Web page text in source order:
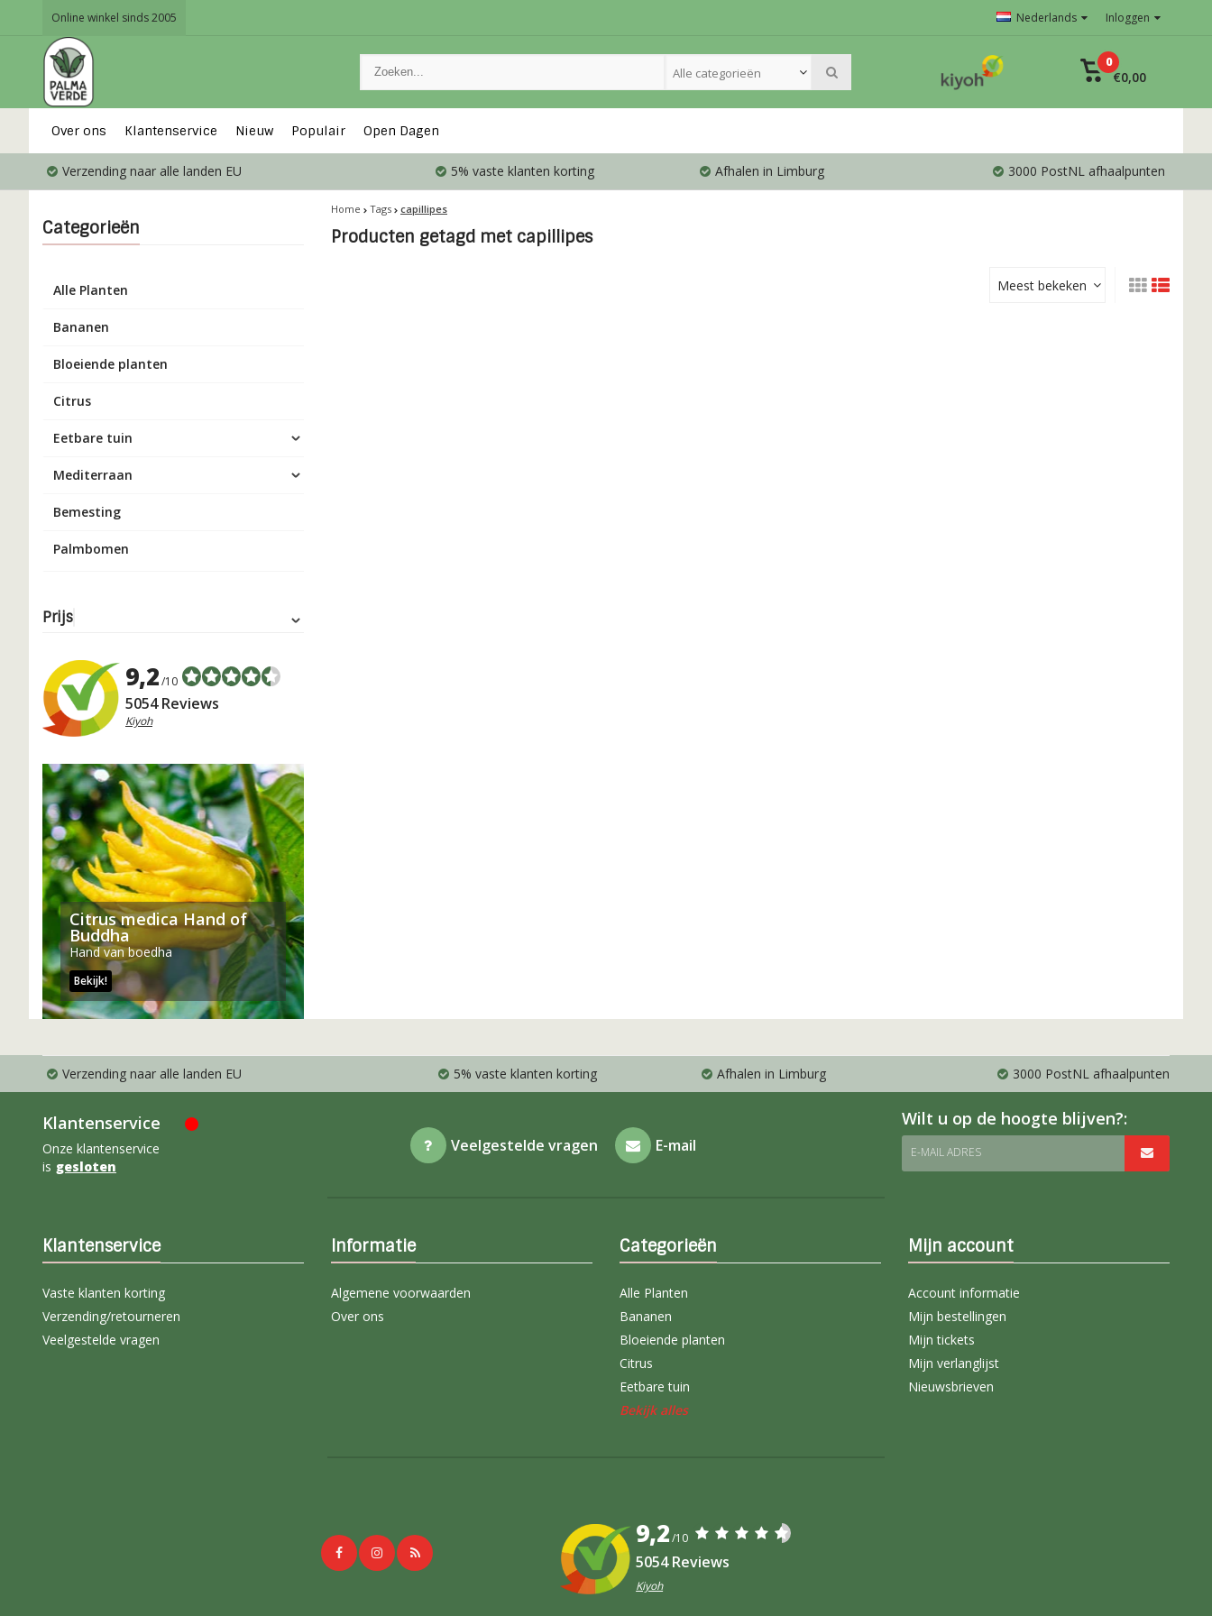
Online winkel sinds 2005 Nederlands Inloggen
Alle categorieën
0
€0,00
Over ons Klantenservice Nieuw Populair Open Dagen
Verzending naar alle landen EU 5% vaste klanten korting Afhalen in Limburg 3000 PostNL afhaalpunten
Categorieën
Alle Planten
Bananen
Bloeiende planten
Citrus
Eetbare tuin
Mediterraan
Bemesting
Palmbomen
Prijs
9,2/10
5054 Reviews
Kiyoh
Citrus medica Hand of
Buddha
Hand van boedha
Bekijk!
Home Tags capillipes
Producten getagd met capillipes
Meest bekeken
Verzending naar alle landen EU 5% vaste klanten korting Afhalen in Limburg 3000 PostNL afhaalpunten
Klantenservice
Onze klantenservice
is gesloten
Veelgestelde vragen E-mail
Wilt u op de hoogte blijven?:
E-MAIL ADRES
Klantenservice
Vaste klanten korting
Verzending/retourneren
Veelgestelde vragen
Informatie
Algemene voorwaarden
Over ons
Categorieën
Alle Planten
Bananen
Bloeiende planten
Citrus
Eetbare tuin
Bekijk alles
Mijn account
Account informatie
Mijn bestellingen
Mijn tickets
Mijn verlanglijst
Nieuwsbrieven
9,2/10
5054 Reviews
Kiyoh